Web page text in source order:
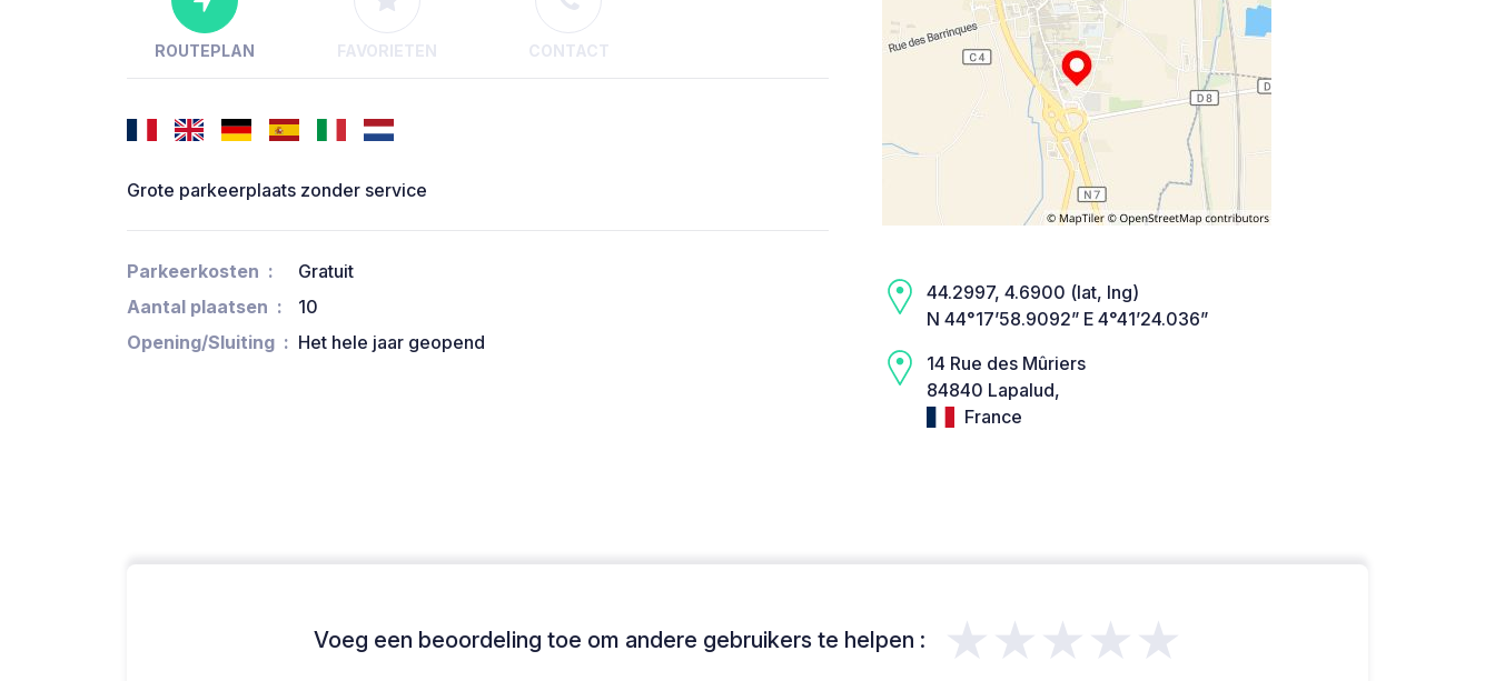
ROUTEPLAN FAVORIETEN CONTACT
Grote parkeerplaats zonder service
Parkeerkosten
Gratuit
Aantal plaatsen
10
Opening/Sluiting
Het hele jaar geopend
44.2997, 4.6900 (lat, lng)
N 44°17’58.9092” E 4°41’24.036”
14 Rue des Mûriers
84840 Lapalud,
France
Voeg een beoordeling toe om andere gebruikers te helpen : ★★★★★